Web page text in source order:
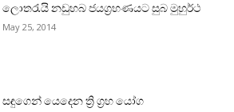
ලොතරැයි නඩුහබ ජයග්‍රහණයට සුබ මුහුර්ථ
May 25, 2014
සඳුගෙන් යෙදෙන ත්‍රි ග්‍රහ යෝග